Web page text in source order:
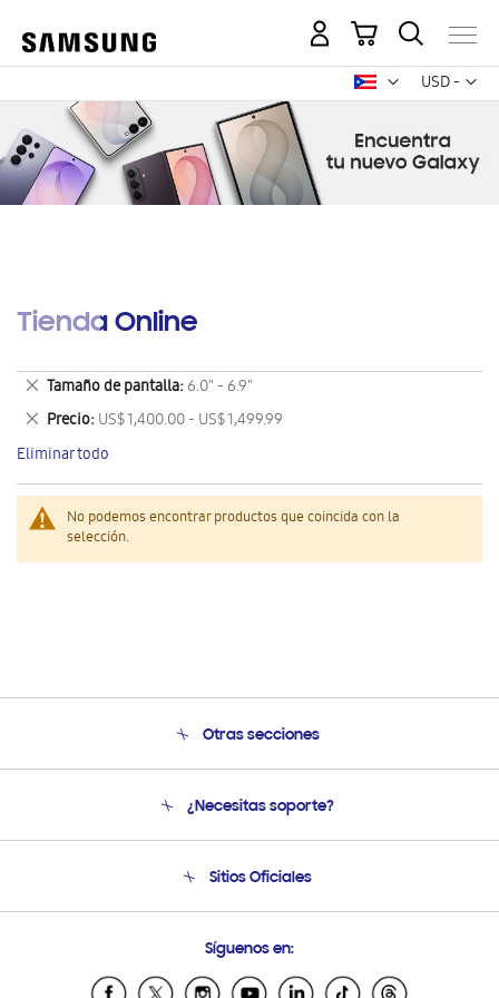
USD -
dólar
Mi carrito
Tienda Online
No podemos encontrar productos que coincida con la
selección.
Tamaño de pantalla 6.0" - 6.9"
Eliminar
este
artículo
Precio US$ 1,400.00 - US$ 1,499.99
Eliminar
este
artículo
Eliminar todo
Otras secciones
Soporte
Condiciones de Compra
¿Necesitas soporte?
Soporte vía eMail
Sitios Oficiales
Samsung Ecuador
Síguenos en: